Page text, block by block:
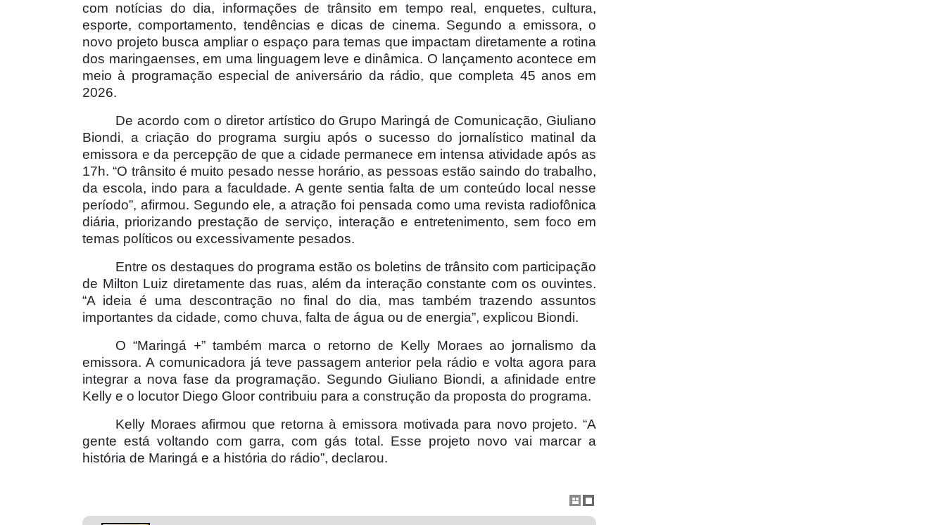
com notícias do dia, informações de trânsito em tempo real, enquetes, cultura,
esporte, comportamento, tendências e dicas de cinema. Segundo a emissora, o
novo projeto busca ampliar o espaço para temas que impactam diretamente a rotina
dos maringaenses, em uma linguagem leve e dinâmica. O lançamento acontece em
meio à programação especial de aniversário da rádio, que completa 45 anos em
2026.
De acordo com o diretor artístico do Grupo Maringá de Comunicação, Giuliano
Biondi, a criação do programa surgiu após o sucesso do jornalístico matinal da
emissora e da percepção de que a cidade permanece em intensa atividade após as
17h. “O trânsito é muito pesado nesse horário, as pessoas estão saindo do trabalho,
da escola, indo para a faculdade. A gente sentia falta de um conteúdo local nesse
período”, afirmou. Segundo ele, a atração foi pensada como uma revista radiofônica
diária, priorizando prestação de serviço, interação e entretenimento, sem foco em
temas políticos ou excessivamente pesados.
Entre os destaques do programa estão os boletins de trânsito com participação
de Milton Luiz diretamente das ruas, além da interação constante com os ouvintes.
“A ideia é uma descontração no final do dia, mas também trazendo assuntos
importantes da cidade, como chuva, falta de água ou de energia”, explicou Biondi.
O “Maringá +” também marca o retorno de Kelly Moraes ao jornalismo da
emissora. A comunicadora já teve passagem anterior pela rádio e volta agora para
integrar a nova fase da programação. Segundo Giuliano Biondi, a afinidade entre
Kelly e o locutor Diego Gloor contribuiu para a construção da proposta do programa.
Kelly Moraes afirmou que retorna à emissora motivada para novo projeto. “A
gente está voltando com garra, com gás total. Esse projeto novo vai marcar a
história de Maringá e a história do rádio”, declarou.